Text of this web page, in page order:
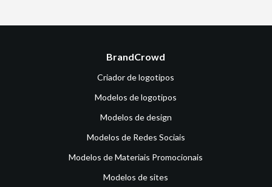
BrandCrowd
Criador de logotipos
Modelos de logotipos
Modelos de design
Modelos de Redes Sociais
Modelos de Materiais Promocionais
Modelos de sites